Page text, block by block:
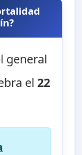
general
el22